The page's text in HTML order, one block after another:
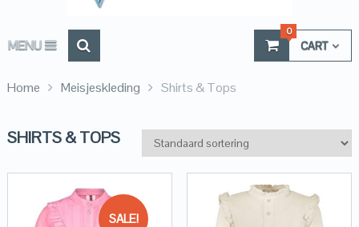
MENU CART
0
Home Meisjeskleding Shirts & Tops
SHIRTS & TOPS
SALE!